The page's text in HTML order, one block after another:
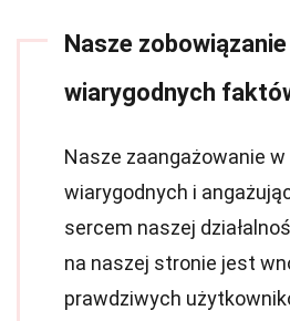
Nasze
wiarygodnych
Nasze zaangażowanie
wiarygodnych i
sercem naszej
na naszej stronie jest
prawdziwych